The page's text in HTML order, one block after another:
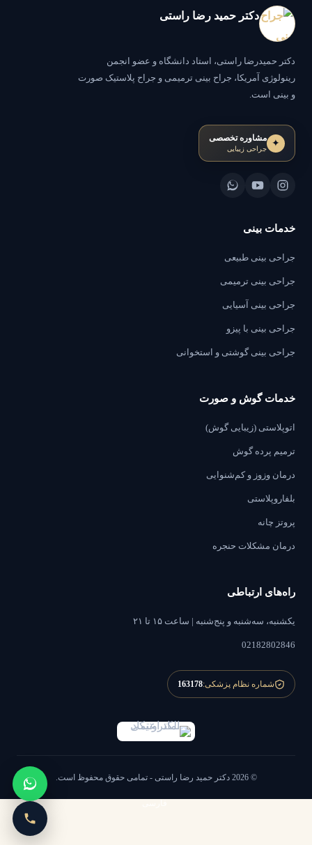
دکتر حمید رضا راستی
دکتر حمیدرضا راستی، استاد دانشگاه و عضو انجمن
رینولوژی آمریکا، جراح بینی ترمیمی و جراح پلاستیک صورت
و بینی است.
✦ مشاوره تخصصی
جراحی زیبایی
خدمات بینی
جراحی بینی طبیعی
جراحی بینی ترمیمی
جراحی بینی آسیایی
جراحی بینی با پیزو
جراحی بینی گوشتی و استخوانی
خدمات گوش و صورت
اتوپلاستی (زیبایی گوش)
ترمیم پرده گوش
درمان وزوز و کم‌شنوایی
بلفاروپلاستی
پروتز چانه
درمان مشکلات حنجره
راه‌های ارتباطی
یکشنبه، سه‌شنبه و پنج‌شنبه | ساعت ۱۵ تا ۲۱
02182802846
شماره نظام پزشکی:163178
© 2026 دکتر حمید رضا راستی - تمامی حقوق محفوظ است.